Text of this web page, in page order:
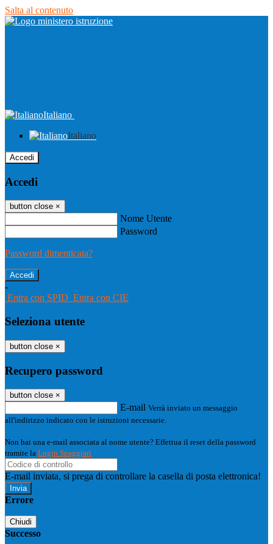
Salta al contenuto
Italiano
Italiano
Accedi
Accedi
button close ×
Nome Utente
Password
Password dimenticata?
-
Entra con SPID Entra con CIE
Seleziona utente
button close ×
Recupero password
button close ×
E-mail Verrà inviato un messaggio
all'indirizzo indicato con le istruzioni necessarie.
Non hai una e-mail associata al nome utente? Effettua il reset della password
tramite la Login Spaggiari
E-mail inviata, si prega di controllare la casella di posta elettronica!
Errore
Chiudi
Successo